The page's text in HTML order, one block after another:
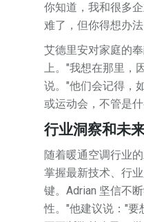
你知道，我和很多
难了，但你得想办法
艾德里安对家庭的
上。"我想在那里，
说。"他们会记得，
或运动会，不管是
行业洞察和未
随着暖通空调行业
掌握最新技术、行
键。Adrian 坚信不
性。"他建议说："要